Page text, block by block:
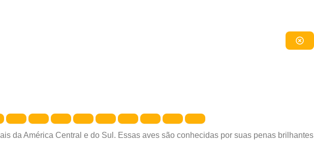
da América Central e do Sul. Essas aves são conhecidas por suas penas brilhantes